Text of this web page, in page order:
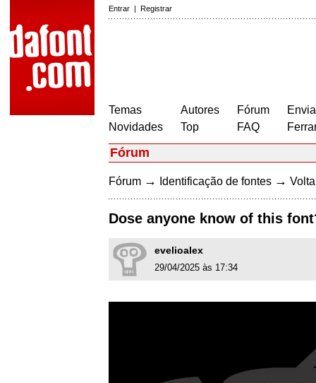
Entrar | Registrar
Temas
Novidades
Autores
Top
Fórum
FAQ
Fórum
Fórum → Identificação de fontes →
Dose anyone know of this
evelioalex
29/04/2025 às 17:34